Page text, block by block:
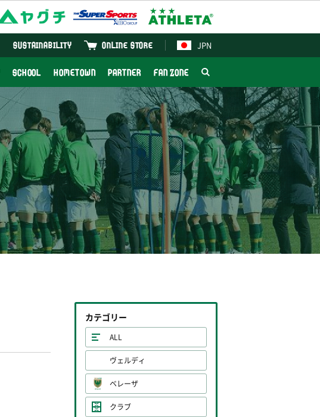
JPN
ONLINE STORE
SUSTAINABILITY
SCHOOL HOMETOWN PARTNER FAN ZONE
カテゴリー
ALL
ヴェルディ
ベレーザ
クラブ